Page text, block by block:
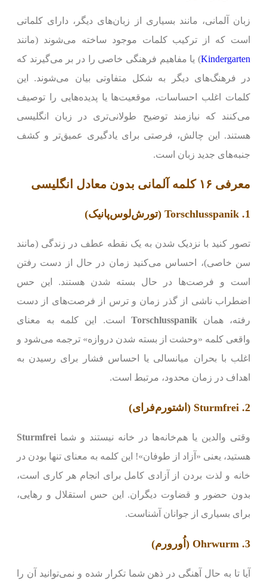
زبان آلمانی، مانند بسیاری از زبان‌های دیگر، دارای کلماتی
است که از ترکیب کلمات موجود ساخته می‌شوند (مانند
Kindergarten) یا مفاهیم فرهنگی خاصی را در بر می‌گیرند که
در فرهنگ‌های دیگر به شکل متفاوتی بیان می‌شوند. این
کلمات اغلب احساسات، موقعیت‌ها یا پدیده‌هایی را توصیف
می‌کنند که نیازمند توضیح طولانی‌تری در زبان انگلیسی
هستند. این چالش، فرصتی برای یادگیری عمیق‌تر و کشف
جنبه‌های جدید زبان است.
معرفی ۱۶ کلمه آلمانی بدون معادل انگلیسی
1. Torschlusspanik (تور‌ش‌لوس‌پانیک)
تصور کنید با نزدیک شدن به یک نقطه عطف در زندگی (مانند
سن خاصی)، احساس می‌کنید زمان در حال از دست رفتن
است و فرصت‌ها در حال بسته شدن هستند. این حس
اضطراب ناشی از گذر زمان و ترس از فرصت‌های از دست
رفته، همان Torschlusspanik است. این کلمه به معنای
واقعی کلمه «وحشت از بسته شدن دروازه» ترجمه می‌شود و
اغلب با بحران میانسالی یا احساس فشار برای رسیدن به
اهداف در زمان محدود، مرتبط است.
2. Sturmfrei (اشتورم‌فرای)
وقتی والدین یا هم‌خانه‌ها در خانه نیستند و شما Sturmfrei
هستید، یعنی «آزاد از طوفان»! این کلمه به معنای تنها بودن در
خانه و لذت بردن از آزادی کامل برای انجام هر کاری است،
بدون حضور و قضاوت دیگران. این حس استقلال و رهایی،
برای بسیاری از جوانان آشناست.
3. Ohrwurm (اُور‌ورم)
آیا تا به حال آهنگی در ذهن شما تکرار شده و نمی‌توانید آن را